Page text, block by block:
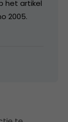
het artikel
2005.